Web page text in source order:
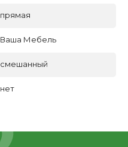
прямая
Ваша Мебель
смешанный
нет